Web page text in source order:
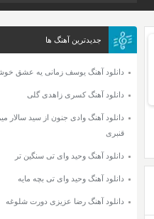
جدیدترین آهنگ ها
دانلود آهنگ یوسف زمانی یه عشق
دانلود آهنگ کسری زاهدی گلی
دانلود آهنگ وادی جنون از سید سالار
قنبری
دانلود آهنگ وحید وای تی سنگین تر
دانلود آهنگ وحید وای تی بچه مایه
دانلود آهنگ رضا عزیزی دورت شلوغه